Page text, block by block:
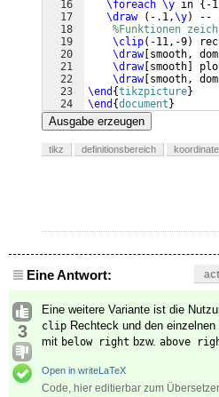
16
17
18
19
20
21
22
23
24
\foreach \y in { -
\draw
( -.1,\y) --
%Funktionen
\clip( -11,-9)
\draw[ smooth,
\draw[ smooth
\draw[ smooth,
\end {tikzpicture}
\end {document }
Ausgabe erzeugen
tikz definitionsbereich
Eine Antwort:
3
Eine weitere Variante ist die
clip Rechteck und den
mit below right bzw. above
Open in writeLaTeX
Code, hier editierbar zum